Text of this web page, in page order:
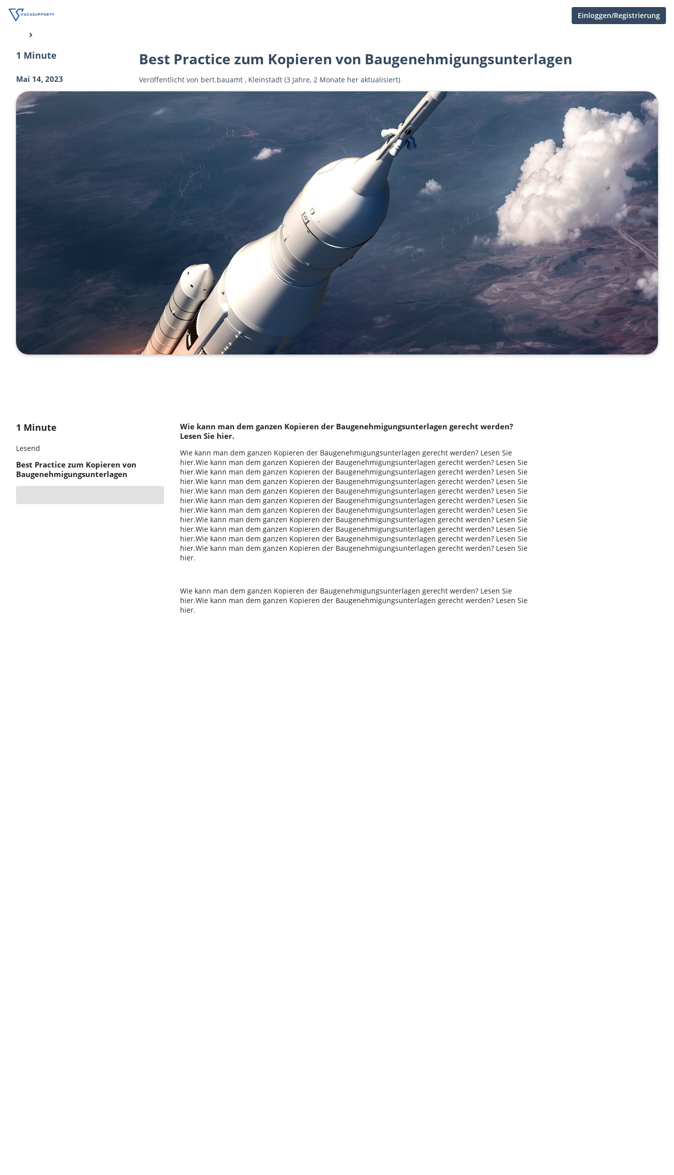
Einloggen/Registrierung
1 Minute
Mai 14, 2023
Best Practice zum Kopieren von Baugenehmigungsunterlagen
Veröffentlicht von bert.bauamt , Kleinstadt (3 Jahre, 2 Monate her aktualisiert)
1 Minute
Lesend
Best Practice zum Kopieren von
Baugenehmigungsunterlagen
Wie kann man dem ganzen Kopieren der Baugenehmigungsunterlagen gerecht werden?
Lesen Sie hier.
Wie kann man dem ganzen Kopieren der Baugenehmigungsunterlagen gerecht werden? Lesen Sie
hier.Wie kann man dem ganzen Kopieren der Baugenehmigungsunterlagen gerecht werden? Lesen Sie
hier.Wie kann man dem ganzen Kopieren der Baugenehmigungsunterlagen gerecht werden? Lesen Sie
hier.Wie kann man dem ganzen Kopieren der Baugenehmigungsunterlagen gerecht werden? Lesen Sie
hier.Wie kann man dem ganzen Kopieren der Baugenehmigungsunterlagen gerecht werden? Lesen Sie
hier.Wie kann man dem ganzen Kopieren der Baugenehmigungsunterlagen gerecht werden? Lesen Sie
hier.Wie kann man dem ganzen Kopieren der Baugenehmigungsunterlagen gerecht werden? Lesen Sie
hier.Wie kann man dem ganzen Kopieren der Baugenehmigungsunterlagen gerecht werden? Lesen Sie
hier.Wie kann man dem ganzen Kopieren der Baugenehmigungsunterlagen gerecht werden? Lesen Sie
hier.Wie kann man dem ganzen Kopieren der Baugenehmigungsunterlagen gerecht werden? Lesen Sie
hier.Wie kann man dem ganzen Kopieren der Baugenehmigungsunterlagen gerecht werden? Lesen Sie
hier.
Wie kann man dem ganzen Kopieren der Baugenehmigungsunterlagen gerecht werden? Lesen Sie
hier.Wie kann man dem ganzen Kopieren der Baugenehmigungsunterlagen gerecht werden? Lesen Sie
hier.